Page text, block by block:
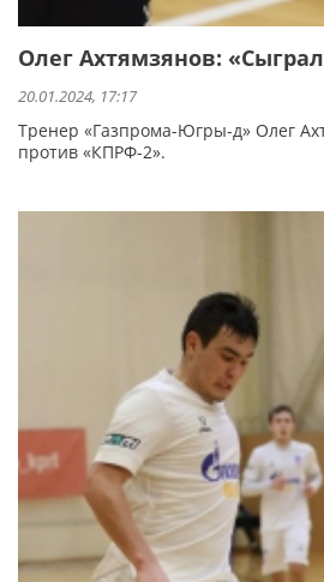
Олег Ахтямзянов:
20.01.2024, 17:17
Тренер «Газпрома-Югры-д» Олег
против «КПРФ-2».